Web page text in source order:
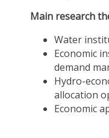
Main research
Water
Economic
demand
Hydro-
allocation
Economic